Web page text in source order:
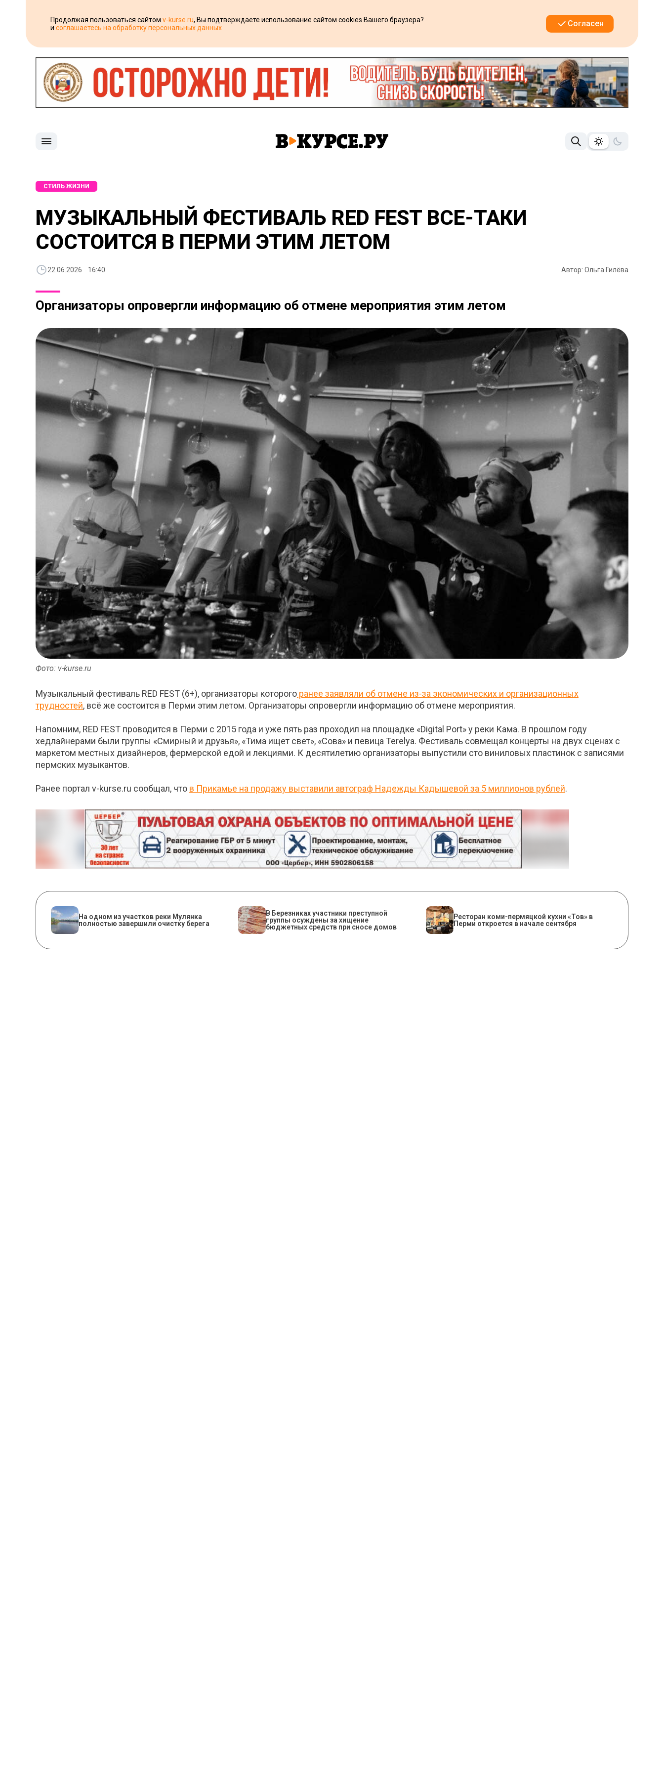
Продолжая пользоваться сайтом v-kurse.ru, Вы подтверждаете использование сайтом cookies Вашего браузера?
и соглашаетесь на обработку персональных данных Согласен
СТИЛЬ ЖИЗНИ
МУЗЫКАЛЬНЫЙ ФЕСТИВАЛЬ RED FEST ВСЕ-ТАКИ
СОСТОИТСЯ В ПЕРМИ ЭТИМ ЛЕТОМ
22.06.2026 16:40 Автор: Ольга Гилёва
Организаторы опровергли информацию об отмене мероприятия этим летом
Фото: v-kurse.ru
Музыкальный фестиваль RED FEST (6+), организаторы которого ранее заявляли об отмене из-за экономических и организационных
трудностей, всё же состоится в Перми этим летом. Организаторы опровергли информацию об отмене мероприятия.
Напомним, RED FEST проводится в Перми с 2015 года и уже пять раз проходил на площадке «Digital Port» у реки Кама. В прошлом году
хедлайнерами были группы «Смирный и друзья», «Тима ищет свет», «Сова» и певица Terelya. Фестиваль совмещал концерты на двух сценах с
маркетом местных дизайнеров, фермерской едой и лекциями. К десятилетию организаторы выпустили сто виниловых пластинок с записями
пермских музыкантов.
Ранее портал v-kurse.ru сообщал, что в Прикамье на продажу выставили автограф Надежды Кадышевой за 5 миллионов рублей.
На одном из участков реки Мулянка
полностью завершили очистку берега
В Березниках участники преступной
группы осуждены за хищение
бюджетных средств при сносе домов
Ресторан коми-пермяцкой кухни «Тов» в
Перми откроется в начале сентября